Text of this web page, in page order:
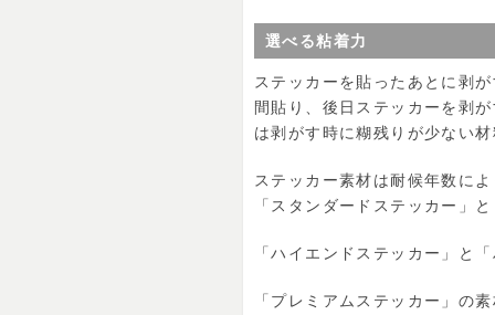
選べる粘着力
ステッカーを貼ったあとに剥
間貼り、後日ステッカーを剥
は剥がす時に糊残りが少ない
ステッカー素材は耐候年数に
「スタンダードステッカー」
「ハイエンドステッカー」と
「プレミアムステッカー」の